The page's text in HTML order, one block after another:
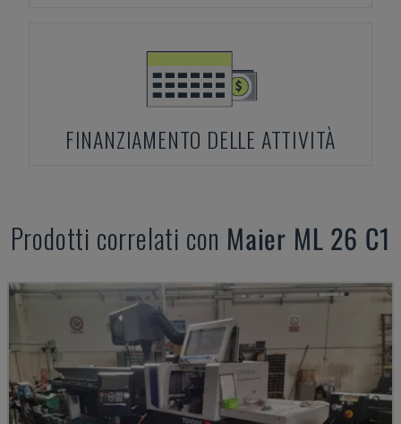
FINANZIAMENTO DELLE ATTIVITÀ
Prodotti correlati con Maier ML 26 C1